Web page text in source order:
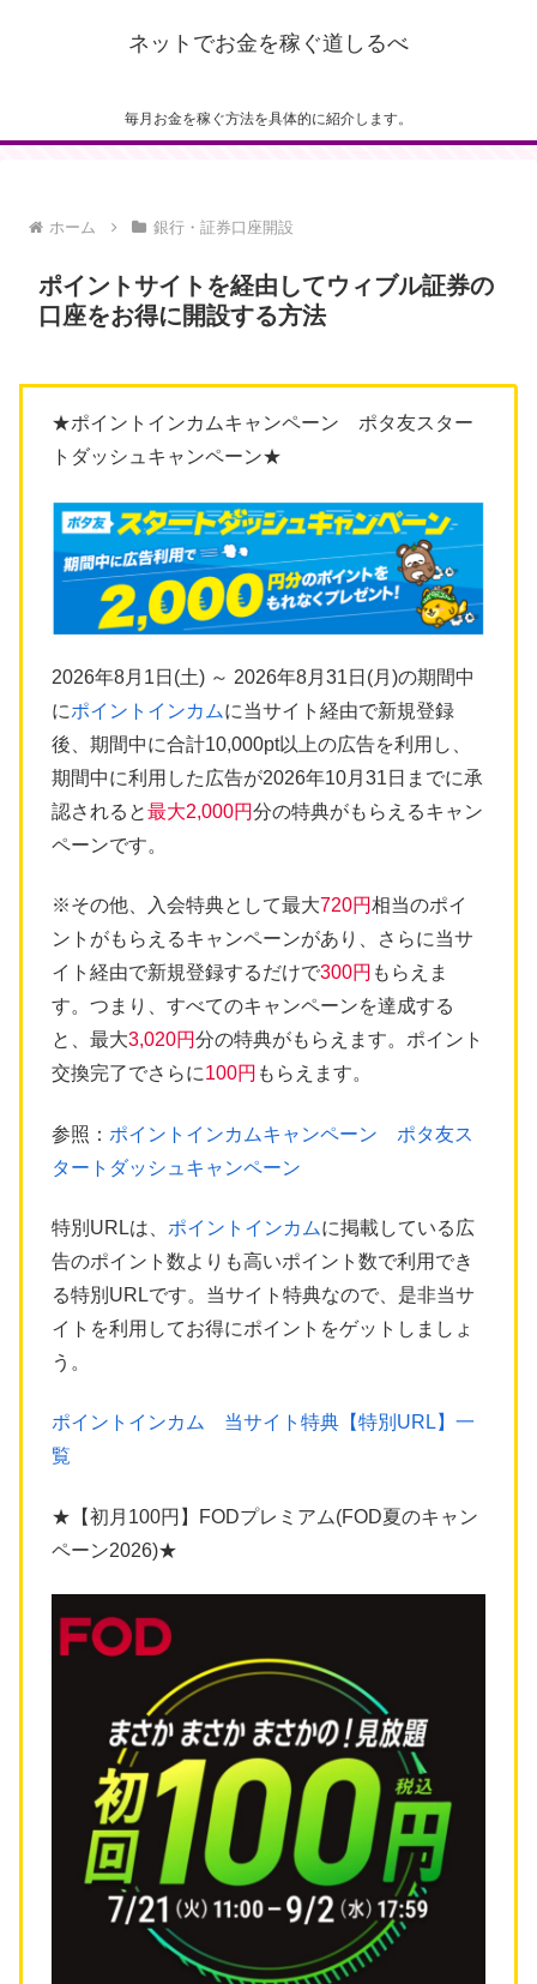
ネットでお金を稼ぐ道しるべ
毎月お金を稼ぐ方法を具体的に紹介します。
ホーム 銀行・証券口座開設
ポイントサイトを経由してウィブル証券の
口座をお得に開設する方法
★ポイントインカムキャンペーン ポタ友スター
トダッシュキャンペーン★
2026年8月1日(土) ～ 2026年8月31日(月)の期間中
にポイントインカムに当サイト経由で新規登録
後、期間中に合計10,000pt以上の広告を利用し、
期間中に利用した広告が2026年10月31日までに承
認されると最大2,000円分の特典がもらえるキャン
ペーンです。
※その他、入会特典として最大720円相当のポイ
ントがもらえるキャンペーンがあり、さらに当サ
イト経由で新規登録するだけで300円 もらえま
す。つまり、すべてのキャンペーンを達成する
と、最大3,020円分の特典がもらえます。ポイント
交換完了でさらに100円 もらえます。
参照： ポイントインカムキャンペーン ポタ友ス
タートダッシュキャンペーン
特別URLは、 ポイントインカムに掲載している広
告のポイント数よりも高いポイント数で利用でき
る特別URLです。当サイト特典なので、是非当サ
イトを利用してお得にポイントをゲットしましょ
う。
ポイントインカム 当サイト特典【特別URL】一
覧
★【初月100円】FODプレミアム(FOD夏のキャン
ペーン2026)★